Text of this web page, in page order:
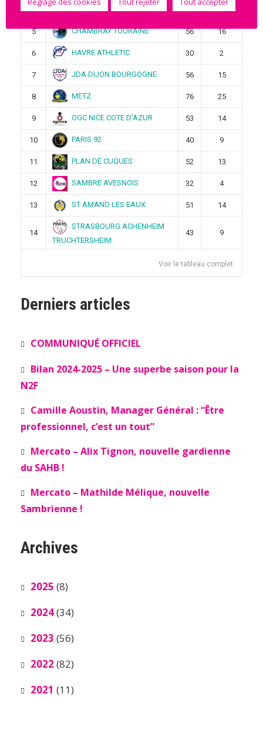
4 BREST BRETAGNE 76 25
5 CHAMBRAY TOURAINE 56 16
6 HAVRE ATHLETIC 30 2
7 JDA DIJON BOURGOGNE 56 15
8 METZ 76 25
9 OGC NICE COTE D’AZUR 53 14
10 PARIS 92 40 9
11 PLAN DE CUQUES 52 13
12 SAMBRE AVESNOIS 32 4
13 ST AMAND LES EAUX 51 14
14
STRASBOURG ACHENHEIM
TRUCHTERSHEIM
43 9
Voir le tableau complet
Derniers articles
COMMUNIQUÉ OFFICIEL
Bilan 2024-2025 – Une superbe saison pour la
N2F
Camille Aoustin, Manager Général : “Être
professionnel, c’est un tout”
Mercato – Alix Tignon, nouvelle gardienne
du SAHB !
Mercato – Mathilde Mélique, nouvelle
Sambrienne !
Archives
2025 (8)
2024(34)
2023 (56)
2022 (82)
2021 (11)